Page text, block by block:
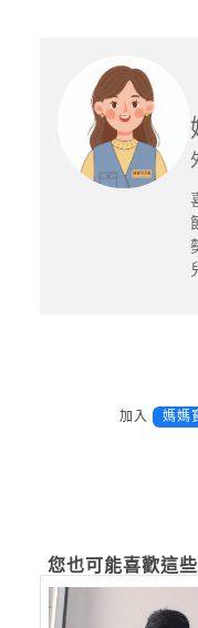
加入 媽媽
您也可能喜歡這